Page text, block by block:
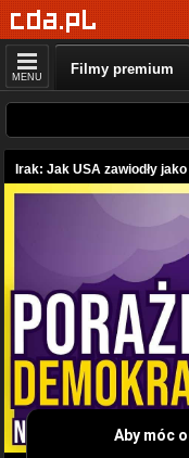
MENU Filmy premium
Irak: Jak USA zawiodły
Aby móc